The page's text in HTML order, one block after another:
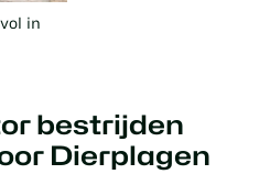
in
bestrijden
Dierplagen